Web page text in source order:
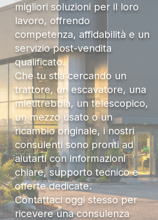
migliori soluzioni per il loro
lavoro, offrendo
competenza, affidabilità e un
servizio post-vendita
qualificato.
Che tu stia cercando un
trattore, un escavatore, una
mietitrebbia, un telescopico,
un mezzo usato o un
ricambio originale, i nostri
consulenti sono pronti ad
aiutarti con informazioni
chiare, supporto tecnico e
offerte dedicate.
Contattaci oggi stesso per
ricevere una consulenza